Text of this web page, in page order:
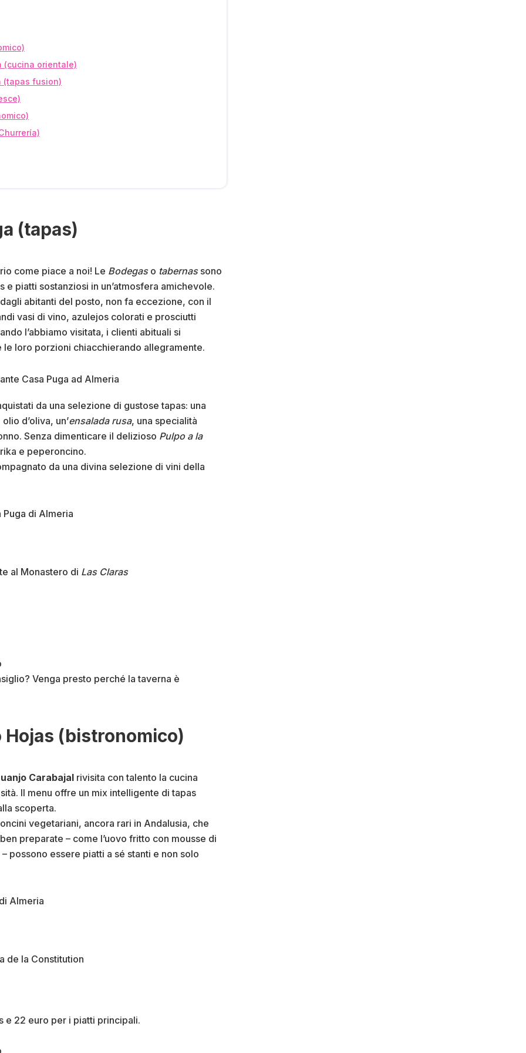
(cucina orientale)
(tapas fusion)
(tapas)
come piace a noi! Le Bodegaso tabernassono
piatti sostanziosi in un’atmosfera amichevole.
abitanti del posto, non fa eccezione, con il
vasi di vino, azulejos colorati e prosciutti
l’abbiamo visitata, i clienti abituali si
loro porzioni chiacchierando allegramente.
da una selezione di gustose tapas: una
d’oliva, un’ensalada rusa, una specialità
Senza dimenticare il delizioso Pulpo a la
e peperoncino.
da una divina selezione di vini della
al Monastero di Las Claras
Venga presto perché la taverna è
(bistronomico)
Carabajal rivisita con talento la cucina
Il menu offre un mix intelligente di tapas
scoperta.
vegetariani, ancora rari in Andalusia, che
preparate – come l’uovo fritto con mousse di
possono essere piatti a sé stanti e non solo
de la Constitution
e 22 euro per i piatti principali.